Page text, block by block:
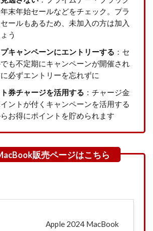
末年始セールなどをチェック。プラ
ールもあるため、未加入の方は加入
う
キャンペーンにエントリーする ：セ
も不定期にキャンペーンが開催され
必ずエントリーを忘れずに
券チャージを活用する ：チャージ金
ントが付くキャンペーンを活用する
お得にポイントを貯められます
Apple 2024 MacBook